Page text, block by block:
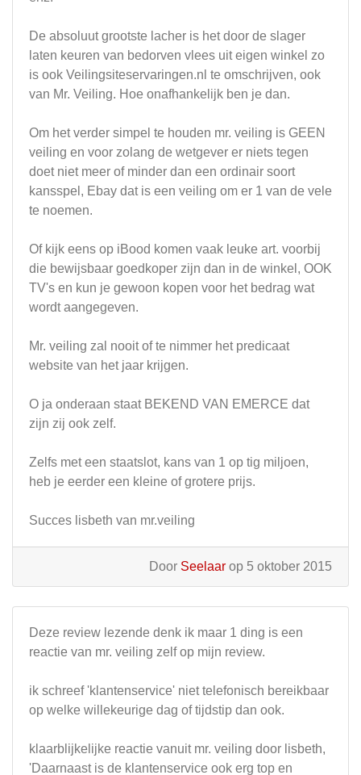
De absoluut grootste lacher is het door de slager
laten keuren van bedorven vlees uit eigen winkel zo
is ook Veilingsiteservaringen.nl te omschrijven, ook
van Mr. Veiling. Hoe onafhankelijk ben je dan.
Om het verder simpel te houden mr. veiling is GEEN
veiling en voor zolang de wetgever er niets tegen
doet niet meer of minder dan een ordinair soort
kansspel, Ebay dat is een veiling om er 1 van de vele
te noemen.
Of kijk eens op iBood komen vaak leuke art. voorbij
die bewijsbaar goedkoper zijn dan in de winkel, OOK
TV's en kun je gewoon kopen voor het bedrag wat
wordt aangegeven.
Mr. veiling zal nooit of te nimmer het predicaat
website van het jaar krijgen.
O ja onderaan staat BEKEND VAN EMERCE dat
zijn zij ook zelf.
Zelfs met een staatslot, kans van 1 op tig miljoen,
heb je eerder een kleine of grotere prijs.
Succes lisbeth van mr.veiling
Door Seelaar op 5 oktober 2015
Deze review lezende denk ik maar 1 ding is een
reactie van mr. veiling zelf op mijn review.
ik schreef 'klantenservice' niet telefonisch bereikbaar
op welke willekeurige dag of tijdstip dan ook.
klaarblijkelijke reactie vanuit mr. veiling door lisbeth,
'Daarnaast is de klantenservice ook erg top en